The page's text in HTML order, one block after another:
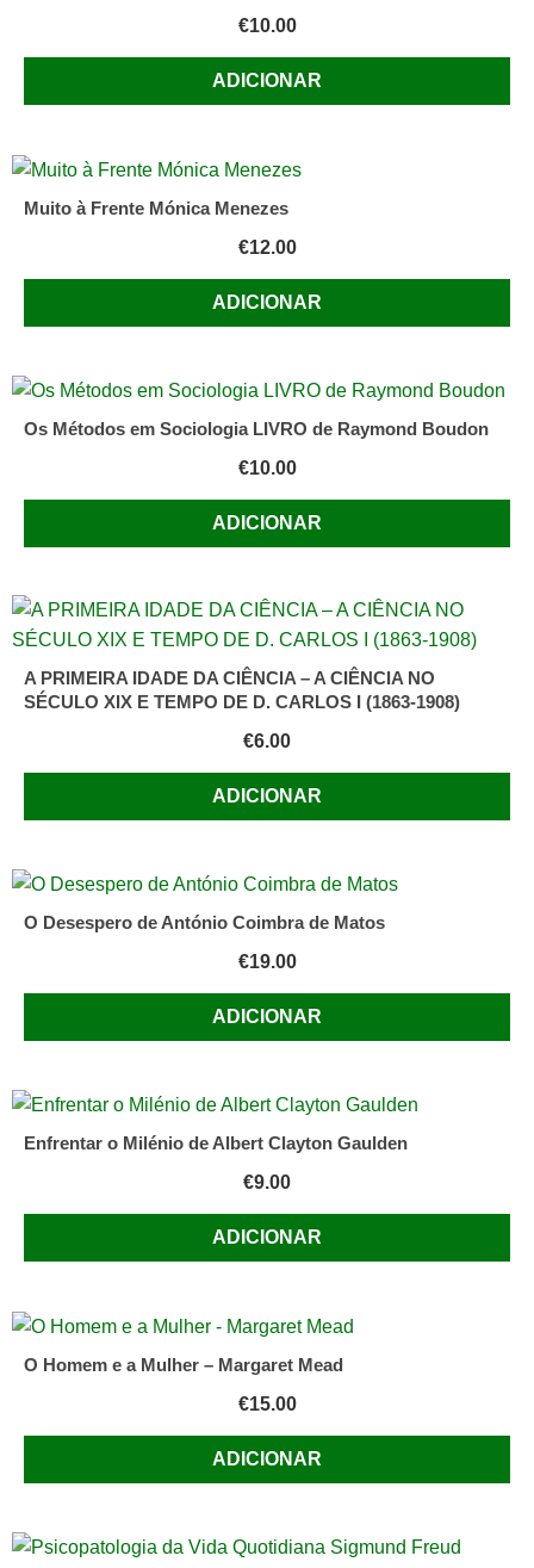
ou
Tomkiewicz
€10.00
ADICIONAR
Muito à Frente Mónica Menezes
€12.00
ADICIONAR
Os Métodos em Sociologia LIVRO de Raymond Boudon
€10.00
ADICIONAR
A PRIMEIRA IDADE DA CIÊNCIA – A CIÊNCIA NO
SÉCULO XIX E TEMPO DE D. CARLOS I (1863-1908)
€6.00
ADICIONAR
O Desespero de António Coimbra de Matos
€19.00
ADICIONAR
Enfrentar o Milénio de Albert Clayton Gaulden
€9.00
ADICIONAR
O Homem e a Mulher – Margaret Mead
€15.00
ADICIONAR